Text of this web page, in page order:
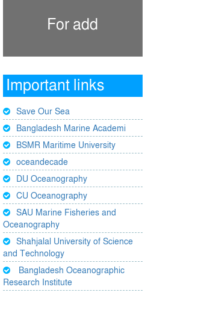
For add
Important links
Save Our Sea
Bangladesh Marine Academi
BSMR Maritime University
oceandecade
DU Oceanography
CU Oceanography
SAU Marine Fisheries and
Oceanography
Shahjalal University of Science
and Technology
Bangladesh Oceanographic
Research Institute